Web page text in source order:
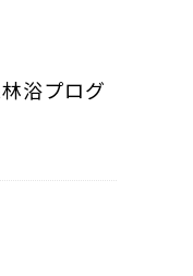
浴プログ